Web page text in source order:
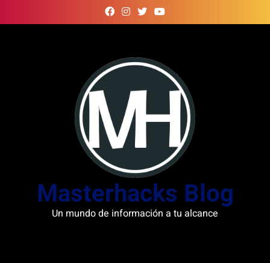
to
Masterhacks Blog
Un mundo de información a tu alcance